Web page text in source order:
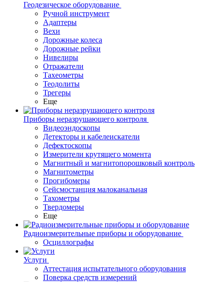
Геодезическое оборудование
Ручной инструмент
Адаптеры
Вехи
Дорожные колеса
Дорожные рейки
Нивелиры
Отражатели
Тахеометры
Теодолиты
Трегеры
Еще
Приборы неразрушающего контроля
Видеоэндоскопы
Детекторы и кабелеискатели
Дефектоскопы
Измерители крутящего момента
Магнитный и магнитопорошковый контроль
Магнитометры
Прогибомеры
Сейсмостанция малоканальная
Тахометры
Твердомеры
Еще
Радиоизмерительные приборы и оборудование
Осциллографы
Услуги
Аттестация испытательного оборудования
Поверка средств измерений